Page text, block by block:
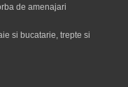
de amenajari
si bucatarie, trepte si